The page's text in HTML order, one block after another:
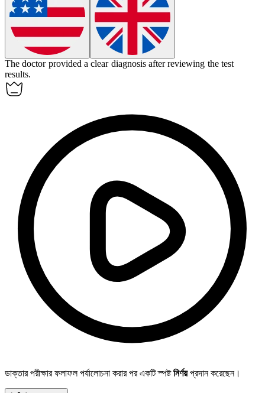
The doctor provided a clear diagnosis after reviewing the test
results.
ডাক্তার পরীক্ষার ফলাফল পর্যালোচনা করার পর একটি স্পষ্টনির্ণয়প্রদান করেছেন।